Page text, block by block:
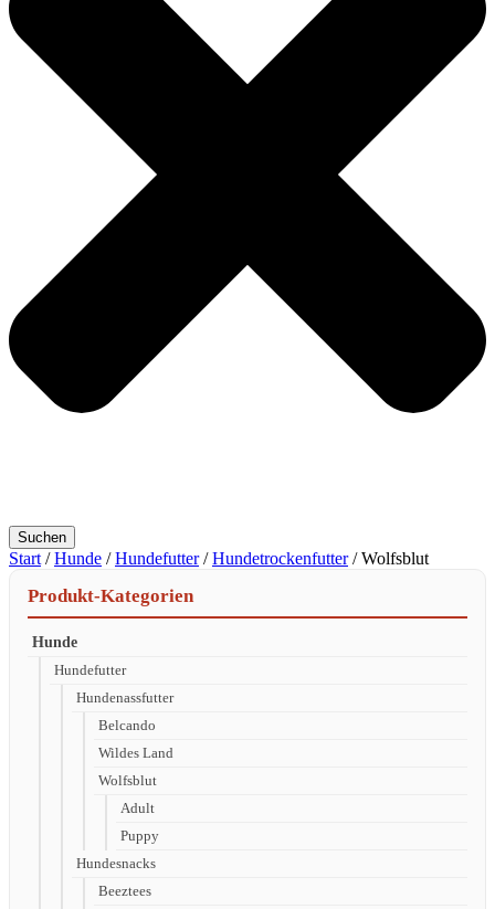
Suchen
Start /Hunde /Hundefutter/Hundetrockenfutter/ Wolfsblut
Produkt-Kategorien
Hunde
Hundefutter
Hundenassfutter
Belcando
Wildes Land
Wolfsblut
Adult
Puppy
Hundesnacks
Beeztees